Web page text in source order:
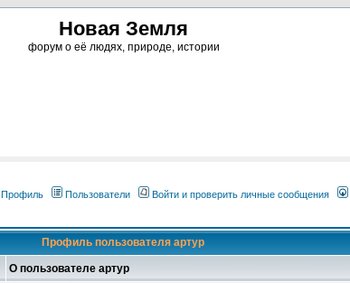
Новая Земля
форум о её людях, природе, истории
Профиль Пользователи Войти и проверить личные сообщения
Профиль пользователя артур
О пользователе артур